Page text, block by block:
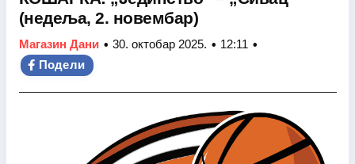
(недеља, 2. новембар)
Магазин Дани • 30. октобар 2025. • 12:11 •
Подели